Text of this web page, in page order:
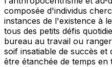
composée d'individus
instances de l'existence à
tous des petits défis
bureau au travail ou
soif insatiable de succès et
être étanchée de temps en